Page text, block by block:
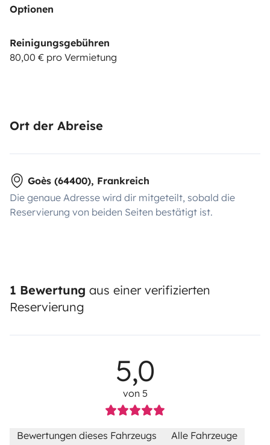
Optionen
Reinigungsgebühren
80,00 € pro Vermietung
Ort der Abreise
Goès (64400), Frankreich
Die genaue Adresse wird dir mitgeteilt, sobald die
Reservierung von beiden Seiten bestätigt ist.
1 Bewertung aus einer verifizierten
Reservierung
5,0
von 5
Bewertungen dieses Fahrzeugs Alle Fahrzeuge